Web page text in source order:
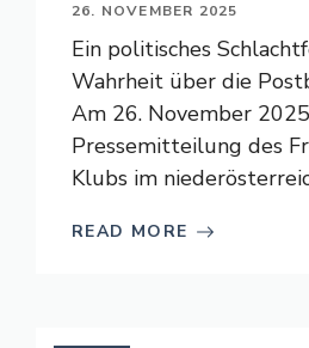
26. NOVEMBER 2025
Ein politisches
Wahrheit über die
Am 26. November
Pressemitteilung des
Klubs im
READ MORE